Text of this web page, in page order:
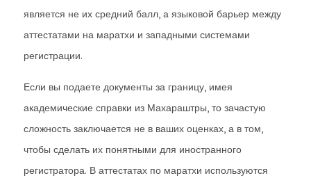
является не их средний балл, а языковой барьер между
аттестатами на маратхи и западными системами
регистрации.
Если вы подаете документы за границу, имея
академические справки из Махараштры, то зачастую
сложность заключается не в ваших оценках, а в том,
чтобы сделать их понятными для иностранного
регистратора. В аттестатах по маратхи используются